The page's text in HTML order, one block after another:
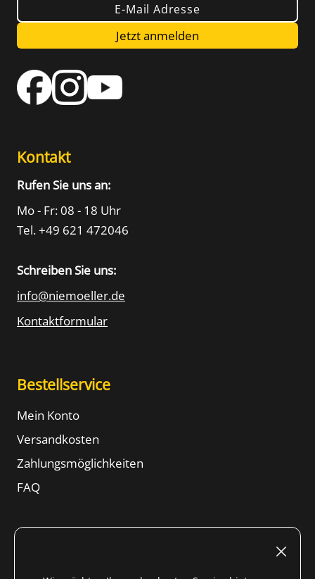
E-Mail Adresse
Jetzt anmelden
Kontakt
Rufen Sie uns an:
Mo - Fr: 08 - 18 Uhr
Tel. +49 621 472046
Schreiben Sie uns:
info@niemoeller.de
Kontaktformular
Bestellservice
Mein Konto
Versandkosten
Zahlungsmöglichkeiten
FAQ